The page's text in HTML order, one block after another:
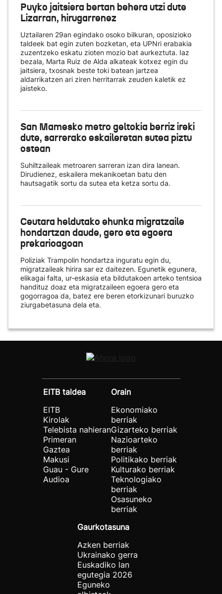
Puyko jaitsiera bertan behera utzi dute
Lizarran, hirugarrenez
Uztailaren 29an egindako osoko bilkuran, oposizioko
taldeek bat egin zuten bozketan, eta UPNri erabakia
zuzentzeko eskatu zioten mozio bat aurkeztuta. Iaz
bezala, Marta Ruiz de Alda alkateak kotxez egin du
jaitsiera, txosnak beste toki batean jartzea
aldarrikatzen ari ziren herritarrak zeuden kaletik ez
jaisteko.
San Mamesko metro geltokia berriz ireki
dute, sarrerako eskaileretan sutea piztu
ostean
Suhiltzaileak metroaren sarreran izan dira lanean.
Dirudienez, eskailera mekanikoetan batu den
hautsagatik sortu da sutea eta ketza sortu da.
Ceutara heldutako ehunka migratzaile
hondartzan daude, gero eta egoera
prekarioagoan
Poliziak Trampolin hondartza inguratu egin du,
migratzaileak hirira sar ez daitezen. Egunetik egunera,
elikagai falta, ur-eskasia eta bildutakoen arteko tentsioa
handituz doaz eta migratzaileen egoera gero eta
gogorragoa da, batez ere beren etorkizunari buruzko
ziurgabetasuna dela eta.
EITB taldea
EITB
Kirolak
Telebista nahieran
Primeran
Gaztea
Makusi
Guau - Gure
Audioa
Orain
Ekonomiako
berriak
Gizarteko berriak
Nazioarteko
berriak
Politikako berriak
Kulturako berriak
Teknologiako
berriak
Osasuneko
berriak
Gaurkotasuna
Azken berriak
Ukrainako gerra
Euskadiko lan
egutegia 2026
Eguneko